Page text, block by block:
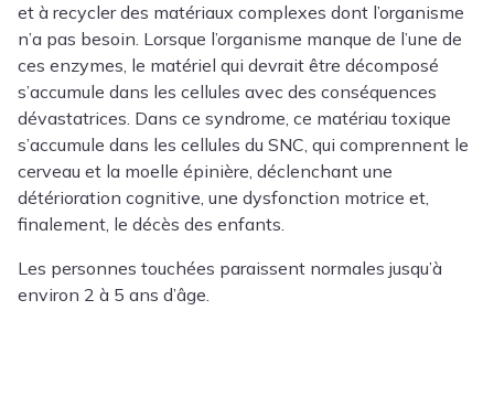
et à recycler des matériaux complexes dont l’organisme
n’a pas besoin. Lorsque l’organisme manque de l’une de
ces enzymes, le matériel qui devrait être décomposé
s’accumule dans les cellules avec des conséquences
dévastatrices. Dans ce syndrome, ce matériau toxique
s’accumule dans les cellules du SNC, qui comprennent le
cerveau et la moelle épinière, déclenchant une
détérioration cognitive, une dysfonction motrice et,
finalement, le décès des enfants.
Les personnes touchées paraissent normales jusqu’à
environ 2 à 5 ans d’âge.